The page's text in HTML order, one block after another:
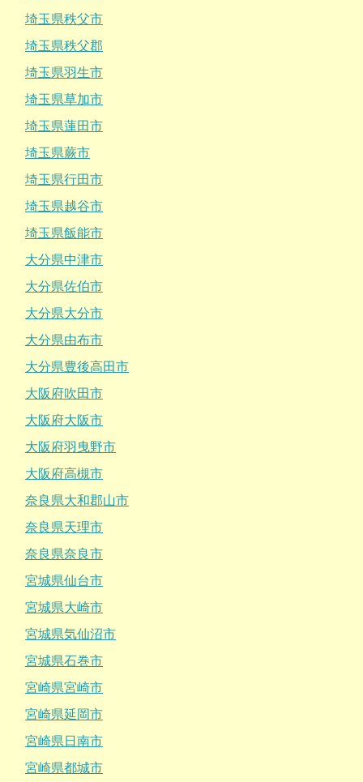
埼玉県秩父市
埼玉県秩父郡
埼玉県羽生市
埼玉県草加市
埼玉県蓮田市
埼玉県蕨市
埼玉県行田市
埼玉県越谷市
埼玉県飯能市
大分県中津市
大分県佐伯市
大分県大分市
大分県由布市
大分県豊後高田市
大阪府吹田市
大阪府大阪市
大阪府羽曳野市
大阪府高槻市
奈良県大和郡山市
奈良県天理市
奈良県奈良市
宮城県仙台市
宮城県大崎市
宮城県気仙沼市
宮城県石巻市
宮崎県宮崎市
宮崎県延岡市
宮崎県日南市
宮崎県都城市